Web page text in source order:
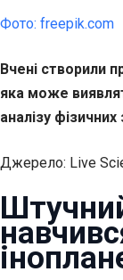
Фото: freepik.com
Вчені створили
яка може
аналізу фізичних
Джерело: Live